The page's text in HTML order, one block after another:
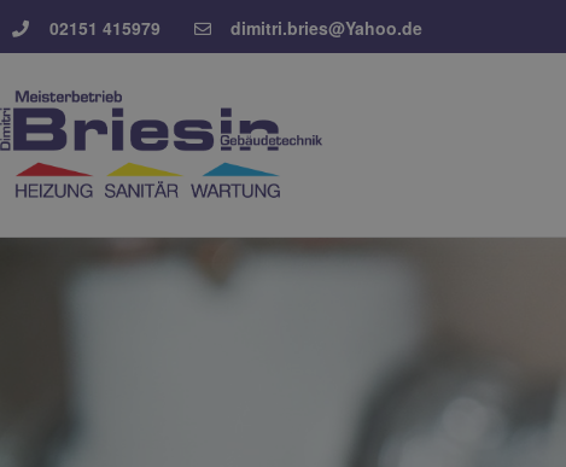
02151 415979 dimitri.bries@Yahoo.de